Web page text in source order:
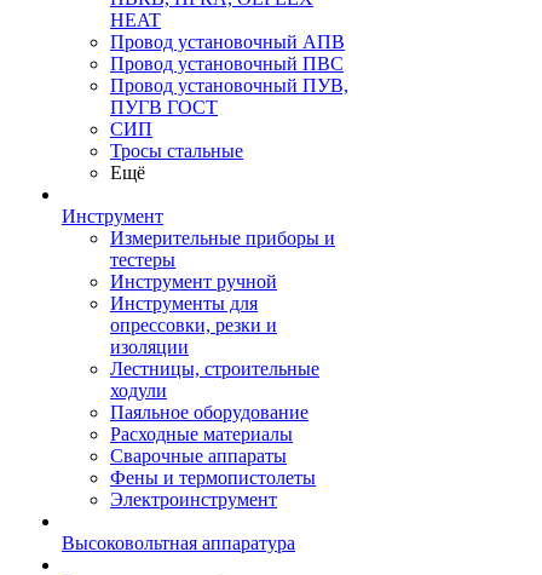
HEAT
Провод установочный АПВ
Провод установочный ПВС
Провод установочный ПУВ,
ПУГВ ГОСТ
СИП
Тросы стальные
Ещё
Инструмент
Измерительные приборы и
тестеры
Инструмент ручной
Инструменты для
опрессовки, резки и
изоляции
Лестницы, строительные
ходули
Паяльное оборудование
Расходные материалы
Сварочные аппараты
Фены и термопистолеты
Электроинструмент
Высоковольтная аппаратура